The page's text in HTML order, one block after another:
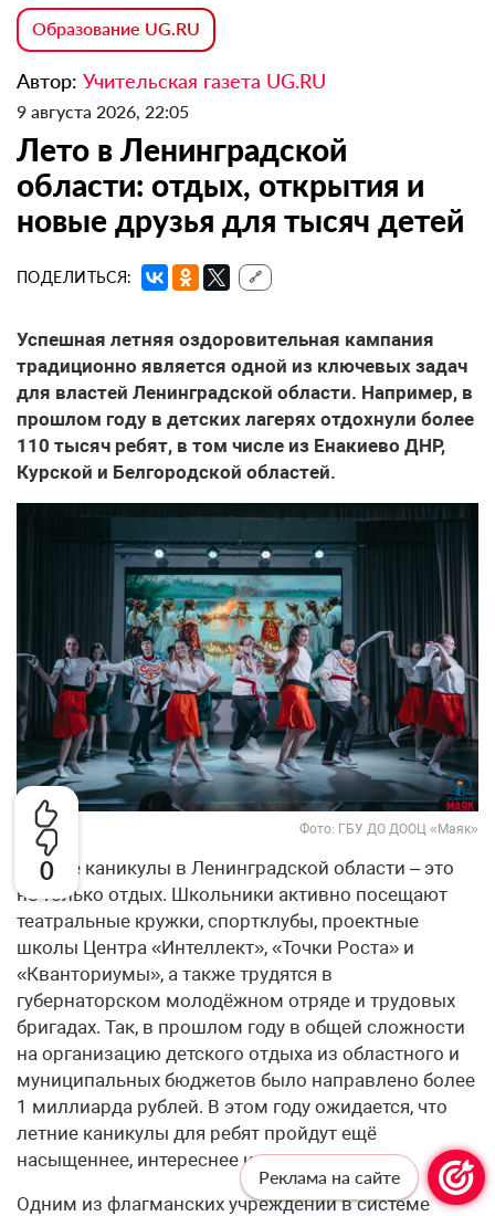
0
Образование UG.RU
Автор: Учительская газета UG.RU
9 августа 2026, 22:05
Лето в Ленинградской
области: отдых, открытия и
новые друзья для тысяч детей
ПОДЕЛИТЬСЯ: 🔗
Успешная летняя оздоровительная кампания
традиционно является одной из ключевых задач
для властей Ленинградской области. Например, в
прошлом году в детских лагерях отдохнули более
110 тысяч ребят, в том числе из Енакиево ДНР,
Курской и Белгородской областей.
Фото: ГБУ ДО ДООЦ «Маяк»
Летние каникулы в Ленинградской области – это
не только отдых. Школьники активно посещают
театральные кружки, спортклубы, проектные
школы Центра «Интеллект», «Точки Роста» и
«Кванториумы», а также трудятся в
губернаторском молодёжном отряде и трудовых
бригадах. Так, в прошлом году в общей сложности
на организацию детского отдыха из областного и
муниципальных бюджетов было направлено более
1 миллиарда рублей. В этом году ожидается, что
летние каникулы для ребят пройдут ещё
насыщеннее, интереснее и полезнее.
Одним из флагманских учреждений в системе
Реклама на сайте